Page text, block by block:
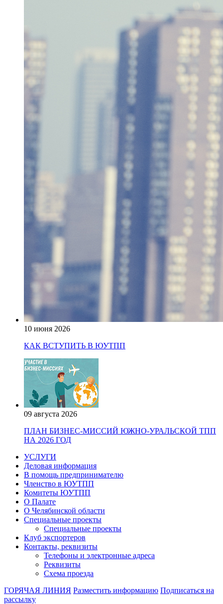
10 июня 2026
КАК ВСТУПИТЬ В ЮУТПП
09 августа 2026
ПЛАН БИЗНЕС-МИССИЙ ЮЖНО-УРАЛЬСКОЙ ТПП
НА 2026 ГОД
УСЛУГИ
Деловая информация
В помощь предпринимателю
Членство в ЮУТПП
Комитеты ЮУТПП
О Палате
О Челябинской области
Специальные проекты
Специальные проекты
Клуб экспортеров
Контакты, реквизиты
Телефоны и электронные адреса
Реквизиты
Схема проезда
ГОРЯЧАЯ ЛИНИЯ Разместить информацию Подписаться на
рассылку